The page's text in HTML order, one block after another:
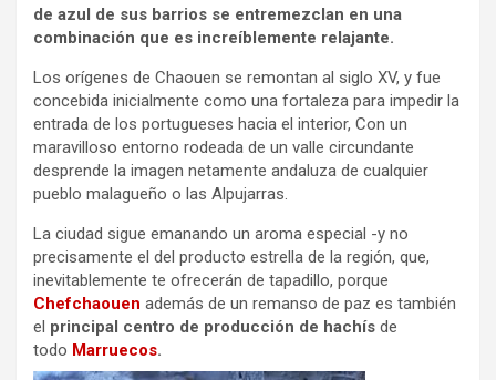
de azul de sus barrios se entremezclan en una
combinación que es increíblemente relajante.
Los orígenes de Chaouen se remontan al siglo XV, y fue
concebida inicialmente como una fortaleza para impedir la
entrada de los portugueses hacia el interior, Con un
maravilloso entorno rodeada de un valle circundante
desprende la imagen netamente andaluza de cualquier
pueblo malagueño o las Alpujarras.
La ciudad sigue emanando un aroma especial -y no
precisamente el del producto estrella de la región, que,
inevitablemente te ofrecerán de tapadillo, porque
Chefchaouen además de un remanso de paz es también
el principal centro de producción de hachís de
todo Marruecos.